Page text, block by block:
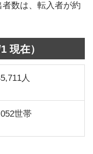
数は、転入者が約
1 現在）
人
世帯